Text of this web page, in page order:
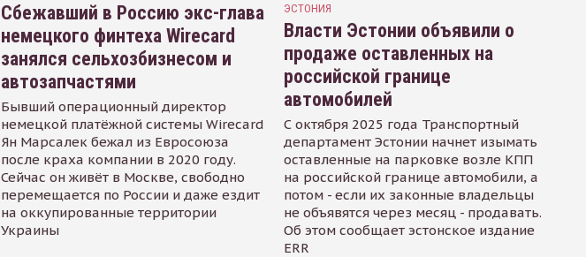
Сбежавший в Россию экс-глава
немецкого финтеха Wirecard
занялся сельхозбизнесом и
автозапчастями
Бывший операционный директор
немецкой платёжной системы Wirecard
Ян Марсалек бежал из Евросоюза
после краха компании в 2020 году.
Сейчас он живёт в Москве, свободно
перемещается по России и даже ездит
на оккупированные территории
Украины
ЭСТОНИЯ
Власти Эстонии объявили о
продаже оставленных на
российской границе
автомобилей
С октября 2025 года Транспортный
департамент Эстонии начнет изымать
оставленные на парковке возле КПП
на российской границе автомобили, а
потом - если их законные владельцы
не объявятся через месяц - продавать.
Об этом сообщает эстонское издание
ERR